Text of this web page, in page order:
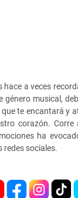
hace a veces
género musical,
te encantará y
corazón. Corre
ha
redes sociales.